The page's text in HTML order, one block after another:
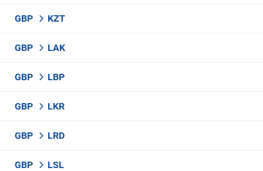
GBP KZT
GBP LAK
GBP LBP
GBP LKR
GBP LRD
GBP LSL